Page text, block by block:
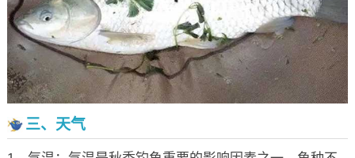
三、天气